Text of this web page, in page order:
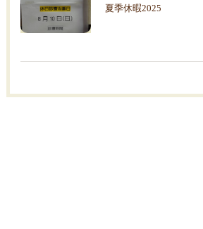
夏季休暇2025